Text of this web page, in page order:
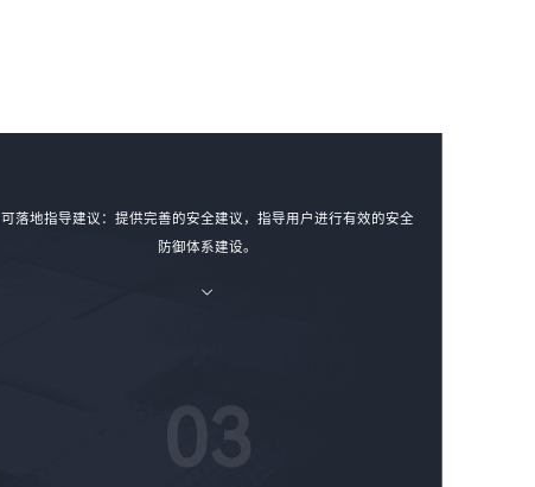
可落地指导建议：提供完善的安全建议，指导用户进行有效的安全
防御体系建设。
03